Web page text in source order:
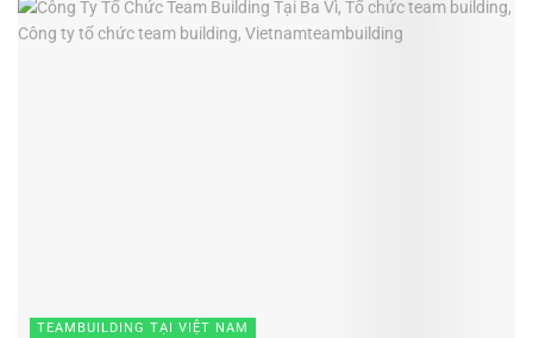
TEAMBUILDING TẠI VIỆT NAM